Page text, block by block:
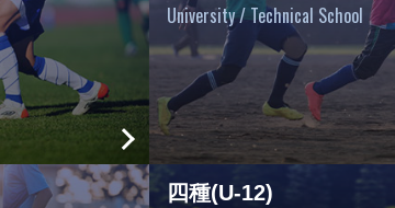
University / Technical School
四種(U-12)